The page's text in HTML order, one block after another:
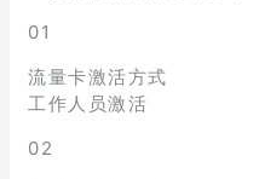
01
流量卡激活方式
工作人员激活
02